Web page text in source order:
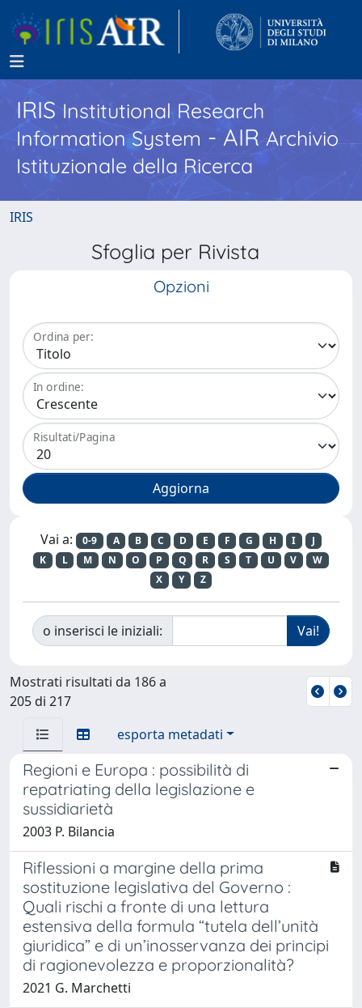
IRISInstitutional Research
Information System - AIR Archivio
Istituzionale della Ricerca
IRIS
Sfoglia per Rivista
Opzioni
Ordina per:
In ordine:
Risultati/Pagina
Vai a: 0-9 A B C D E F G H I
J
K
L M N O P Q R S T U V
W
X
Y Z
o inserisci le iniziali:
Mostrati risultati da 186 a
205 di 217
esporta metadati
Regioni e Europa : possibilità di
repatriating della legislazione e
sussidiarietà
2003 P. Bilancia
Riflessioni a margine della prima
sostituzione legislativa del Governo :
Quali rischi a fronte di una lettura
estensiva della formula “tutela dell’unità
giuridica” e di un’inosservanza dei principi
di ragionevolezza e proporzionalità?
2021 G. Marchetti